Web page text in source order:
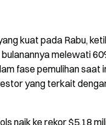
kuat pada Rabu,
bulanannya melewati
fase pemulihan saat
yang terkait
naik ke rekor $5,18